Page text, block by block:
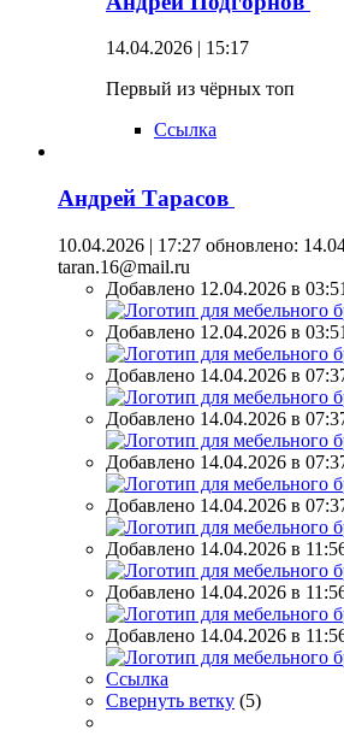
14.04.2026 | 15:17
Первый из чёрных топ
Ссылка
Андрей Тарасов
10.04.2026 | 17:27 обновлено:
taran.16@mail.ru
Добавлено 12.04.2026 в 03:51
Добавлено 12.04.2026 в 03:51
Добавлено 14.04.2026 в
Добавлено 14.04.2026 в
Добавлено 14.04.2026 в
Добавлено 14.04.2026 в
Добавлено 14.04.2026 в
Добавлено 14.04.2026 в
Добавлено 14.04.2026 в
Ссылка
Свернуть ветку (5)